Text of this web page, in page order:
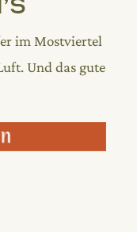
im Mostviertel
Und das gute